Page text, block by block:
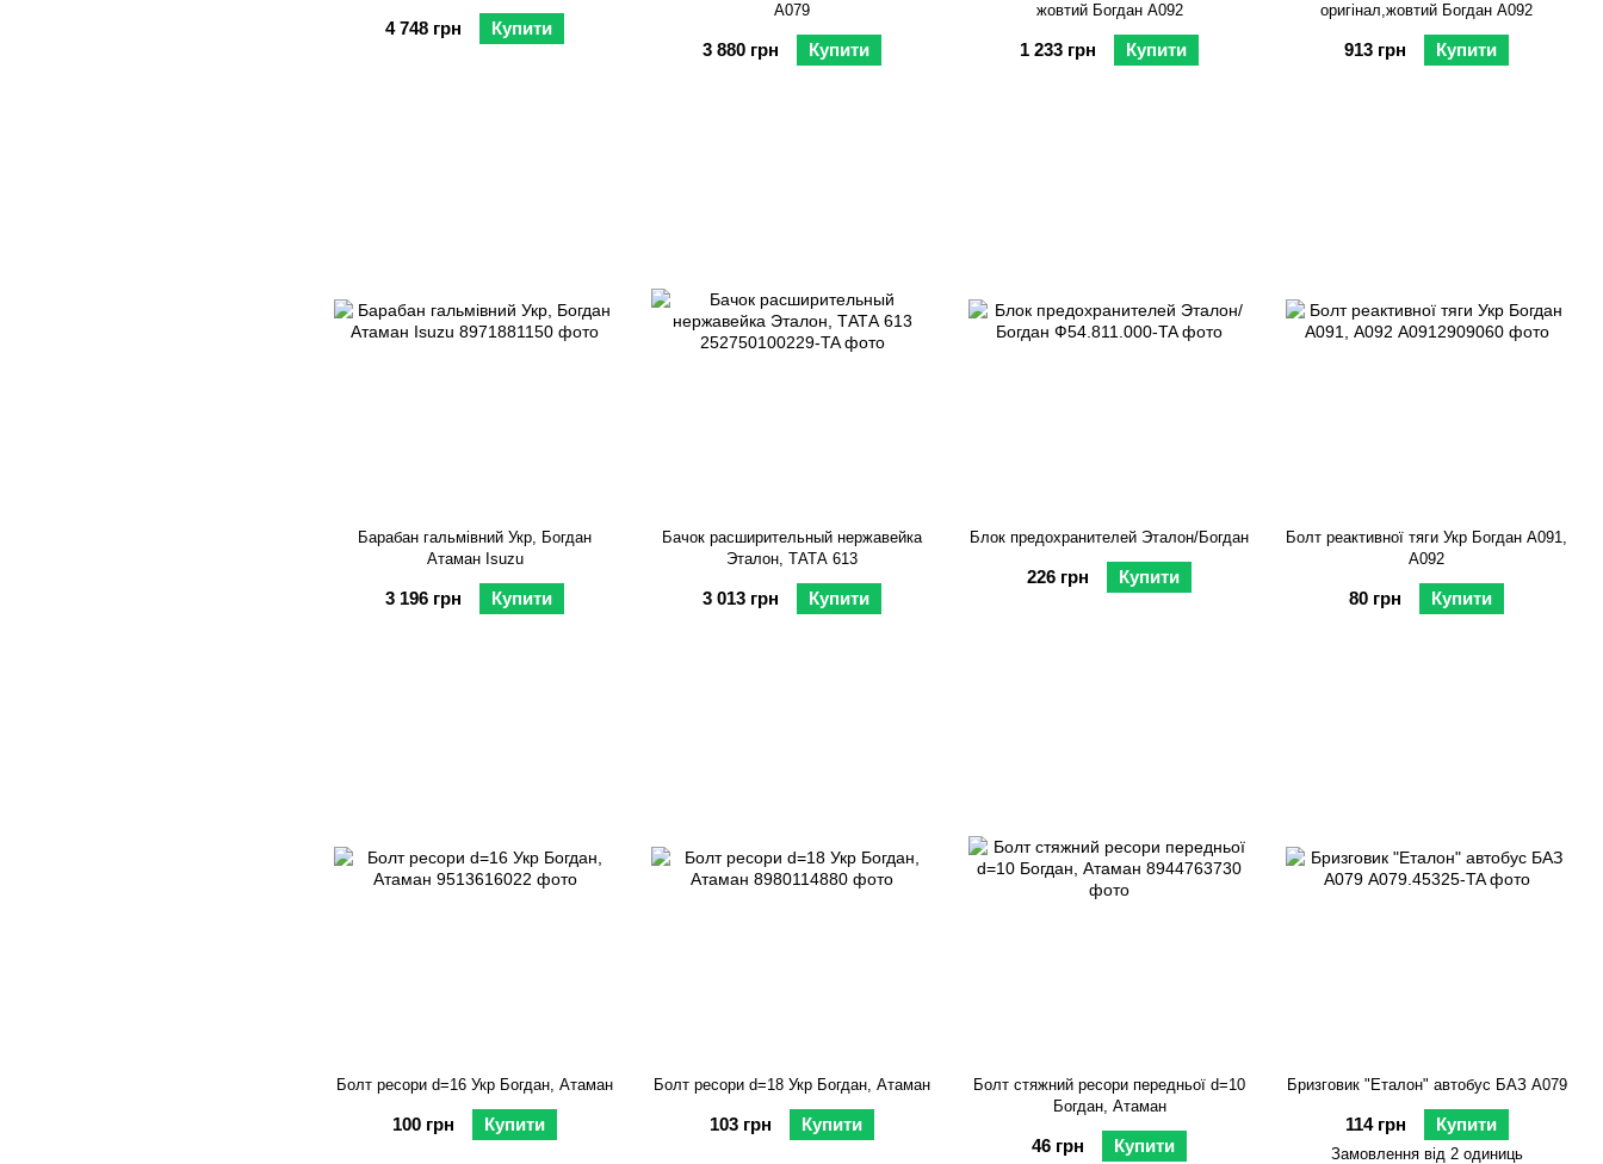
4 748 грн Купити
А079
3 880 грн Купити
жовтий Богдан А092
1 233 грн Купити
оригінал,жовтий Богдан А092
913 грн Купити
Барабан гальмівний Укр, Богдан
Атаман Isuzu
3 196 грн Купити
Бачок расширительный нержавейка
Эталон, ТАТА 613
3 013 грн Купити
Блок предохранителей Эталон/Богдан
226 грн Купити
Болт реактивної тяги Укр Богдан А091,
А092
80 грн Купити
Болт ресори d=16 Укр Богдан, Атаман
100 грн Купити
Болт ресори d=18 Укр Богдан, Атаман
103 грн Купити
Болт стяжний ресори передньої d=10
Богдан, Атаман
46 грн Купити
Бризговик "Еталон" автобус БАЗ А079
114 грн Купити
Замовлення від 2 одиниць